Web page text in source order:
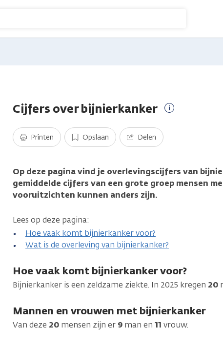
Cijfers over bijnierkanker
Printen Opslaan Delen
Op deze pagina vind je overlevingscijfers van
gemiddelde cijfers van een grote groep mensen
vooruitzichten kunnen anders zijn.
Lees op deze pagina:
Hoe vaak komt bijnierkanker voor?
Wat is de overleving van bijnierkanker?
Hoe vaak komt bijnierkanker voor?
Bijnierkanker is een zeldzame ziekte. In 2025 kregen 20
Mannen en vrouwen met bijnierkanker
Van deze 20 mensen zijn er 9 man en 11 vrouw.